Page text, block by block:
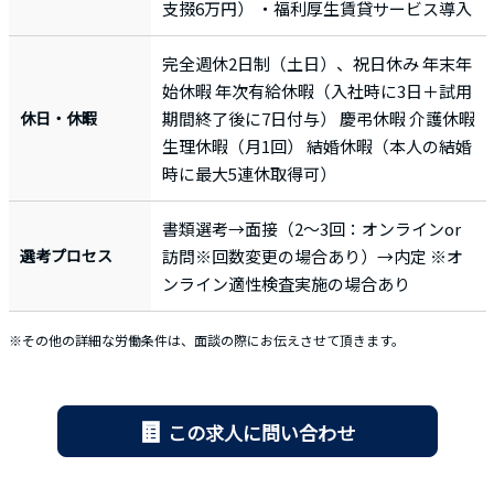
支掇6万円） ・福利厚生賃貸サービス導入
休日・休暇
完全週休2日制（土日）、祝日休み 年末年
始休暇 年次有給休暇（入社時に3日＋試用
期間終了後に7日付与） 慶弔休暇 介護休暇
生理休暇（月1回） 結婚休暇（本人の結婚
時に最大5連休取得可）
選考プロセス
書類選考→面接（2～3回：オンラインor
訪問※回数変更の場合あり）→内定 ※オ
ンライン適性検査実施の場合あり
※その他の詳細な労働条件は、面談の際にお伝えさせて頂きます。
この求人に問い合わせ